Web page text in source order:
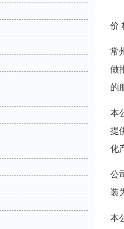
价
常
做
的
本
提
化
公
装
本